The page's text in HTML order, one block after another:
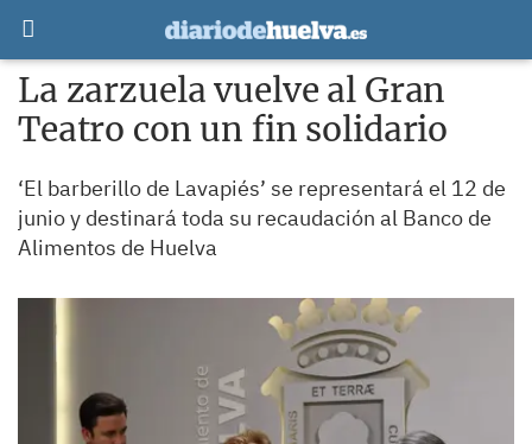
La zarzuela vuelve al Gran
Teatro con un fin solidario
‘El barberillo de Lavapiés’ se representará el 12 de
junio y destinará toda su recaudación al Banco de
Alimentos de Huelva